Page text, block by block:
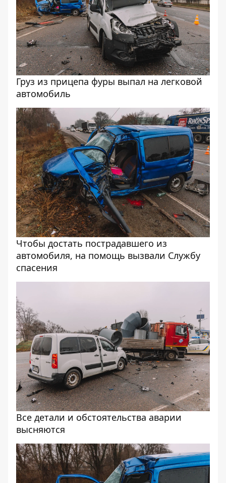
Груз из прицепа фуры выпал на легковой
автомобиль
Чтобы достать пострадавшего из
автомобиля, на помощь вызвали Службу
спасения
Все детали и обстоятельства аварии
высняются